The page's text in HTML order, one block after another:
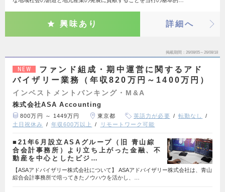
興味あり 詳細へ
掲載期間 26/08/05～26/08/18
NEW
ファンド組成・期中運営に関するアド
バイザリー業務（年収820万円～1400万円）
インベストメントバンキング・M&A
株式会社ASA Accounting
800万円 ～ 1449万円 東京都 英語力が必要
転勤なし
土日祝休み
年収600万以上 リモートワーク可能
■21年6月設立ASAグループ（旧 青山綜
合会計事務所）より立ち上がった金融、不
動産を中心としたビジ…
【ASAアドバイザリー株式会社について】 ASAアドバイザリー株式会社は、青山
綜合会計事務所で培ってきたノウハウを活かし、…